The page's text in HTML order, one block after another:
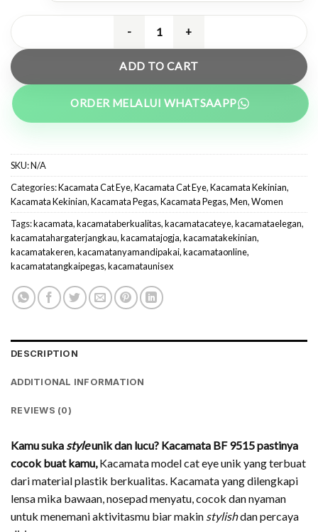
Kacamata Cat Eye Unik Tangkai
ADD TO CART
ORDER MELALUI WHATSAAPP
SKU:N/A
Categories:Kacamata Cat Eye,Kacamata Cat Eye,Kacamata Kekinian,
Kacamata Kekinian,Kacamata Pegas,Kacamata Pegas,Men,Women
Tags:kacamata,kacamataberkualitas,kacamatacateye,kacamataelegan,
kacamatahargaterjangkau,kacamatajogja,kacamatakekinian,
kacamatakeren,kacamatanyamandipakai,kacamataonline,
kacamatatangkaipegas,kacamataunisex
DESCRIPTION
ADDITIONAL INFORMATION
REVIEWS (0)
Kamu sukastyleunik dan lucu? Kacamata BF 9515 pastinya
cocok buat kamu,Kacamata model cat eye unik yang terbuat
dari material plastik berkualitas. Kacamata yang dilengkapi
lensa mika bawaan, nosepad menyatu, cocok dan nyaman
untuk menemani aktivitasmu biar makin stylishdan percaya